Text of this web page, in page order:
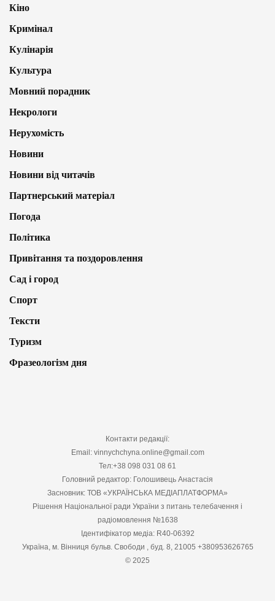
Кіно
Кримінал
Кулінарія
Культура
Мовний порадник
Некрологи
Нерухомість
Новини
Новини від читачів
Партнерський матеріал
Погода
Політика
Привітання та поздоровлення
Сад і город
Спорт
Тексти
Туризм
Фразеологізм дня
Контакти редакції:
Email: vinnychchyna.online@gmail.com
Тел:+38 098 031 08 61
Головний редактор: Голошивець Анастасія
Засновник: ТОВ «УКРАЇНСЬКА МЕДІАПЛАТФОРМА»
Рішення Національної ради України з питань телебачення і
радіомовлення №1638
Ідентифікатор медіа: R40-06392
Україна, м. Вінниця бульв. Свободи , буд. 8, 21005 +380953626765
© 2025